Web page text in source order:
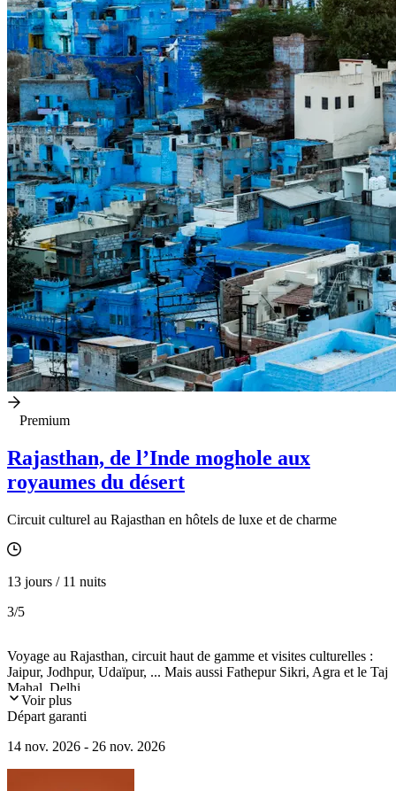
Premium
Rajasthan, de l’Inde moghole aux
royaumes du désert
Circuit culturel au Rajasthan en hôtels de luxe et de charme
13 jours / 11 nuits
3/5
Voyage au Rajasthan, circuit haut de gamme et visites culturelles :
Jaipur, Jodhpur, Udaïpur, ... Mais aussi Fathepur Sikri, Agra et le Taj
Mahal, Delhi.
Voir plus
Départ garanti
14 nov. 2026 - 26 nov. 2026